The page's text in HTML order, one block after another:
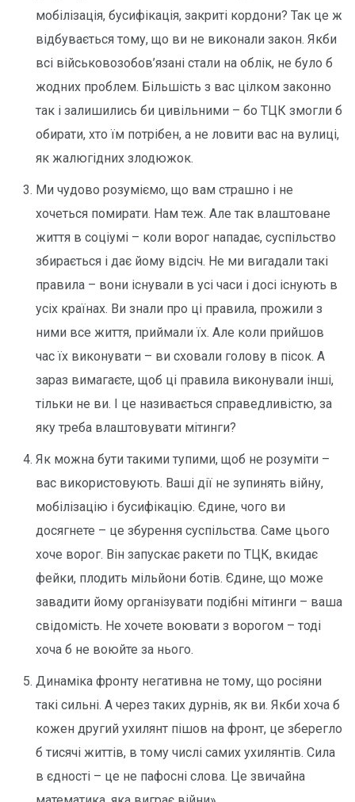
мобілізація, бусифікація, закриті кордони? Так це ж
відбувається тому, що ви не виконали закон. Якби
всі військовозобов’язані стали на облік, не було б
жодних проблем. Більшість з вас цілком законно
так і залишились би цивільними – бо ТЦК змогли б
обирати, хто їм потрібен, а не ловити вас на вулиці,
як жалюгідних злодюжок.
Ми чудово розуміємо, що вам страшно і не
хочеться помирати. Нам теж. Але так влаштоване
життя в соціумі – коли ворог нападає, суспільство
збирається і дає йому відсіч. Не ми вигадали такі
правила – вони існували в усі часи і досі існують в
усіх країнах. Ви знали про ці правила, прожили з
ними все життя, приймали їх. Але коли прийшов
час їх виконувати – ви сховали голову в пісок. А
зараз вимагаєте, щоб ці правила виконували інші,
тільки не ви. І це називається справедливістю, за
яку треба влаштовувати мітинги?
Як можна бути такими тупими, щоб не розуміти –
вас використовують. Ваші дії не зупинять війну,
мобілізацію і бусифікацію. Єдине, чого ви
досягнете – це збурення суспільства. Саме цього
хоче ворог. Він запускає ракети по ТЦК, вкидає
фейки, плодить мільйони ботів. Єдине, що може
завадити йому організувати подібні мітинги – ваша
свідомість. Не хочете воювати з ворогом – тоді
хоча б не воюйте за нього.
Динаміка фронту негативна не тому, що росіяни
такі сильні. А через таких дурнів, як ви. Якби хоча б
кожен другий ухилянт пішов на фронт, це зберегло
б тисячі життів, в тому числі самих ухилянтів. Сила
в єдності – це не пафосні слова. Це звичайна